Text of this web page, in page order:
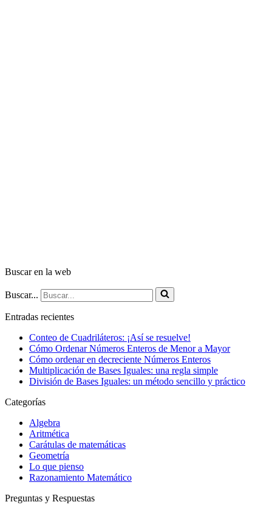
Buscar en la web
Buscar...
Entradas recientes
Conteo de Cuadriláteros: ¡Así se resuelve!
Cómo Ordenar Números Enteros de Menor a Mayor
Cómo ordenar en decreciente Números Enteros
Multiplicación de Bases Iguales: una regla simple
División de Bases Iguales: un método sencillo y práctico
Categorías
Algebra
Aritmética
Carátulas de matemáticas
Geometría
Lo que pienso
Razonamiento Matemático
Preguntas y Respuestas